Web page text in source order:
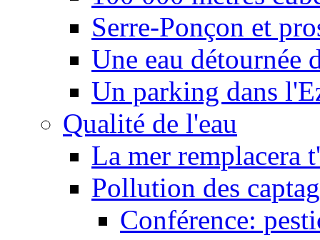
Serre-Ponçon et
Une eau détournée
Un parking dans
Qualité de l'eau
La mer remplacera
Pollution des
Conférence: